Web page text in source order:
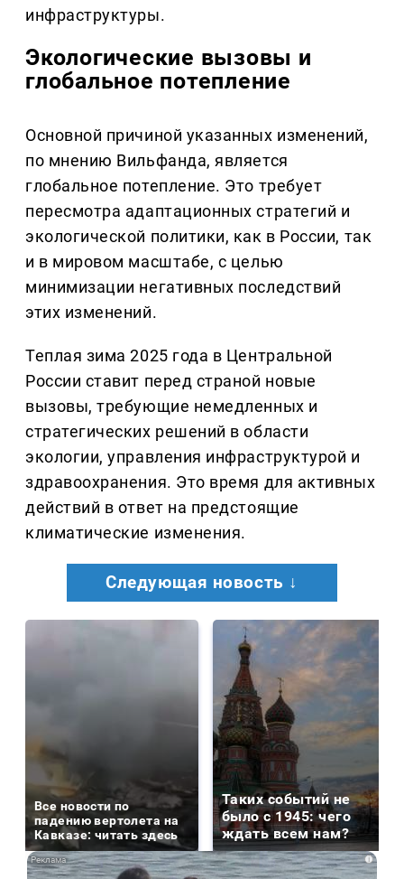
инфраструктуры.
Экологические вызовы и
глобальное потепление
Основной причиной указанных изменений,
по мнению Вильфанда, является
глобальное потепление. Это требует
пересмотра адаптационных стратегий и
экологической политики, как в России, так
и в мировом масштабе, с целью
минимизации негативных последствий
этих изменений.
Теплая зима 2025 года в Центральной
России ставит перед страной новые
вызовы, требующие немедленных и
стратегических решений в области
экологии, управления инфраструктурой и
здравоохранения. Это время для активных
действий в ответ на предстоящие
климатические изменения.
Следующая новость ↓
Все новости по
падению вертолета на
Кавказе: читать здесь
Таких событий не
было с 1945: чего
ждать всем нам?
i